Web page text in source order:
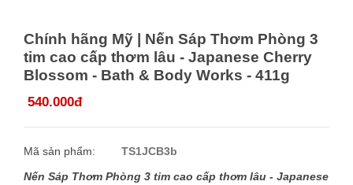
Chính hãng Mỹ | Nến Sáp Thơm Phòng 3
tim cao cấp thơm lâu - Japanese Cherry
Blossom - Bath & Body Works - 411g
540.000đ
Mã sản phẩm:
TS1JCB3b
Nến Sáp Thơm Phòng 3 tim cao cấp thơm lâu - Japanese